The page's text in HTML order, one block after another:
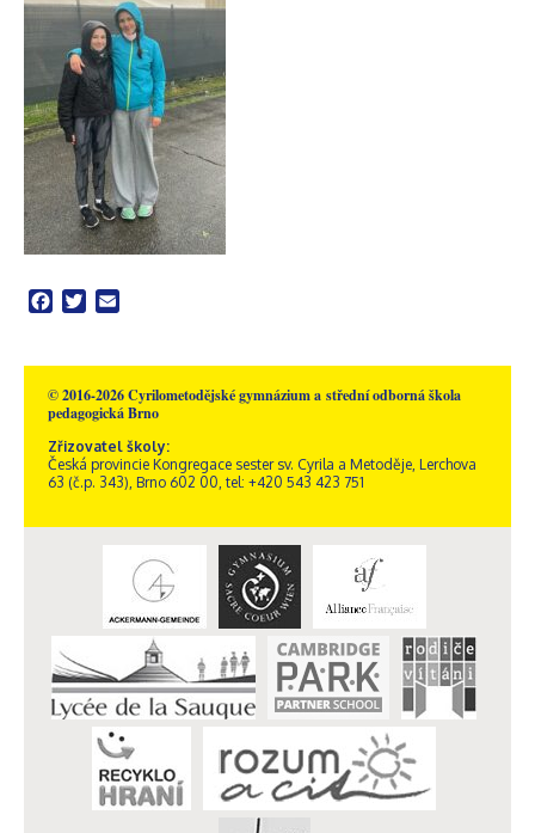
Facebook
Twitter
© 2016-2026 Cyrilometodějské gymnázium a střední odborná škola
pedagogická Brno
Zřizovatel školy:
Česká provincie Kongregace sester sv. Cyrila a Metoděje, Lerchova
63 (č.p. 343), Brno 602 00, tel: +420 543 423 751